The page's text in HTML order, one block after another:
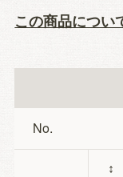
この商品につい
No.
↕